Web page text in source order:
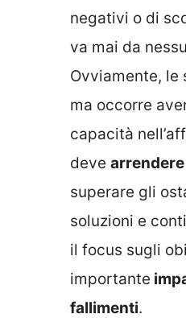
negativi o di
va mai da
Ovviamente, le
ma occorre
capacità
deve arrendere
superare gli
soluzioni e
il focus sugli
importante
fallimenti.